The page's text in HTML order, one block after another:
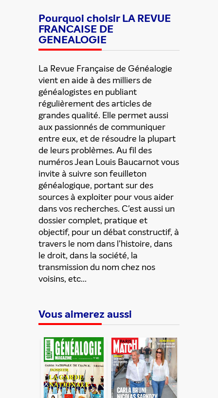
Partager cette offre
ENVOYER
Pourquoi choisir LA REVUE
FRANCAISE DE
GENEALOGIE
La Revue Française de Généalogie
vient en aide à des milliers de
généalogistes en publiant
régulièrement des articles de
grandes qualité. Elle permet aussi
aux passionnés de communiquer
entre eux, et de résoudre la plupart
de leurs problèmes. Au fil des
numéros Jean Louis Baucarnot vous
invite à suivre son feuilleton
généalogique, portant sur des
sources à exploiter pour vous aider
dans vos recherches. C'est aussi un
dossier complet, pratique et
objectif, pour un débat constructif, à
travers le nom dans l'histoire, dans
le droit, dans la société, la
transmission du nom chez nos
voisins, etc...
Vous aimerez aussi